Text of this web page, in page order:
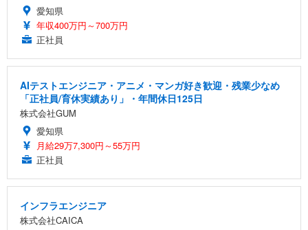
愛知県
年収400万円～700万円
正社員
AIテストエンジニア・アニメ・マンガ好き歓迎・残業少なめ
「正社員/育休実績あり」・年間休日125日
株式会社GUM
愛知県
月給29万7,300円～55万円
正社員
インフラエンジニア
株式会社CAICA